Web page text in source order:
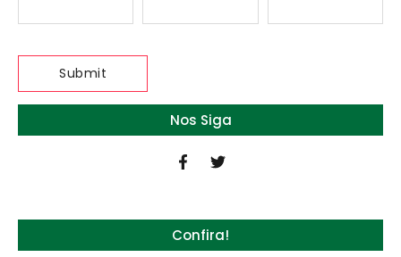
Nos Siga
Confira!